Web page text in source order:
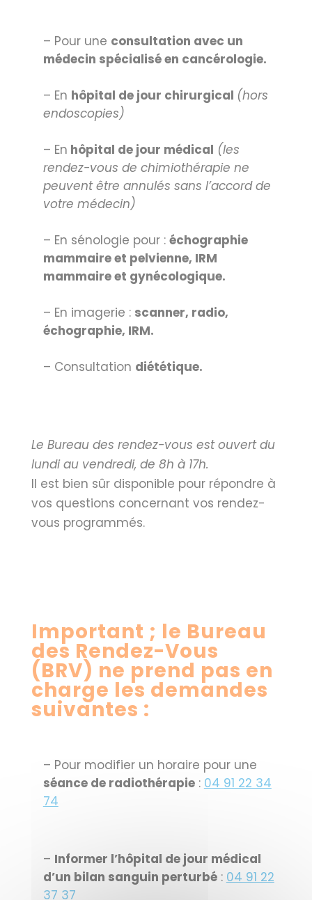
– Pour une consultation avec un
médecin spécialisé en cancérologie.
– En hôpital de jour chirurgical (hors
endoscopies)
– En hôpital de jour médical (les
rendez-vous de chimiothérapie ne
peuvent être annulés sans l’accord de
votre médecin)
– En sénologie pour : échographie
mammaire et pelvienne, IRM
mammaire et gynécologique.
– En imagerie : scanner, radio,
échographie, IRM.
– Consultation diététique.
Le Bureau des rendez-vous est ouvert du
lundi au vendredi, de 8h à 17h.
Il est bien sûr disponible pour répondre à
vos questions concernant vos rendez-
vous programmés.
Important ; le Bureau
des Rendez-Vous
(BRV) ne prend pas en
charge les demandes
suivantes :
– Pour modifier un horaire pour une
séance de radiothérapie: 04 91 22 34
74
– Informer l’hôpital de jour médical
d’un bilan sanguin perturbé: 04 91 22
37 37